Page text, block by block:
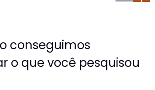
conseguimos
o que você pesquisou